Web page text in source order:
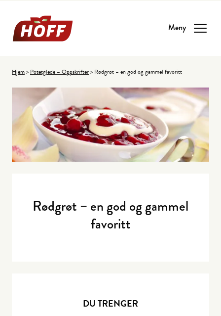
Meny
Hjem> Potetglede – Oppskrifter> Rødgrøt – en god og gammel favoritt
DU TRENGER
Rødgrøt – en god og gammel
favoritt